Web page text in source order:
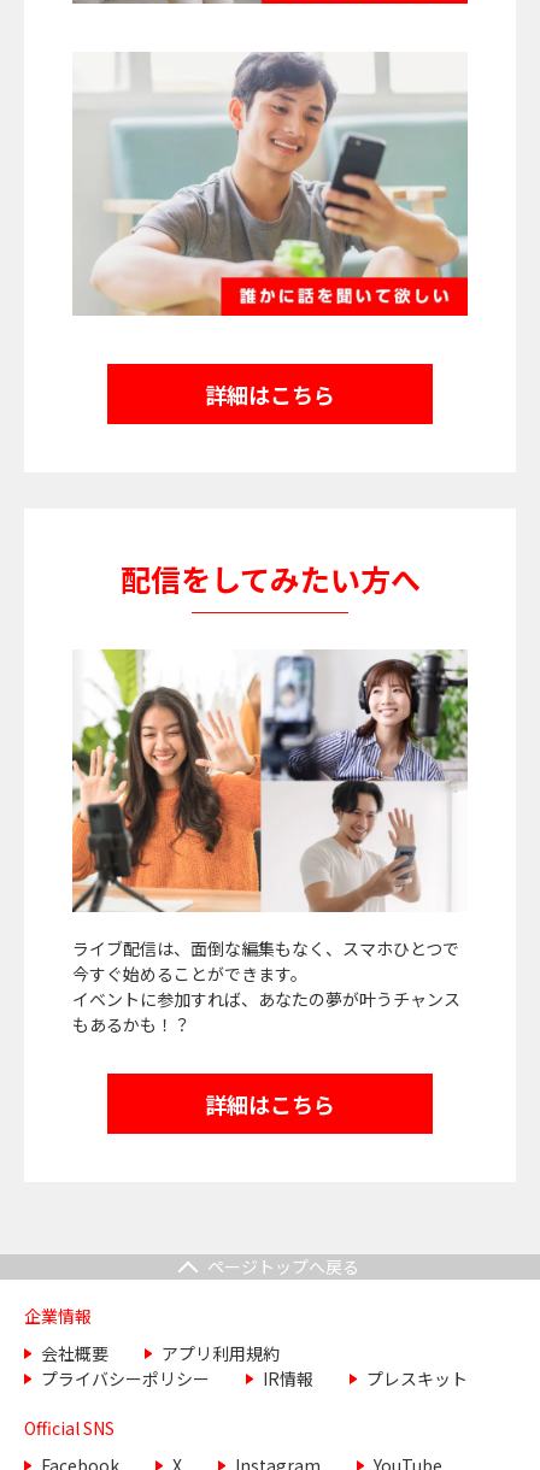
詳細はこちら
配信をしてみたい方へ
ライブ配信は、面倒な編集もなく、スマホひとつで
今すぐ始めることができます。
イベントに参加すれば、あなたの夢が叶うチャンス
もあるかも！？
詳細はこちら
ページトップへ戻る
企業情報
会社概要
アプリ利用規約
プライバシーポリシー
IR情報 プレスキット
Official SNS